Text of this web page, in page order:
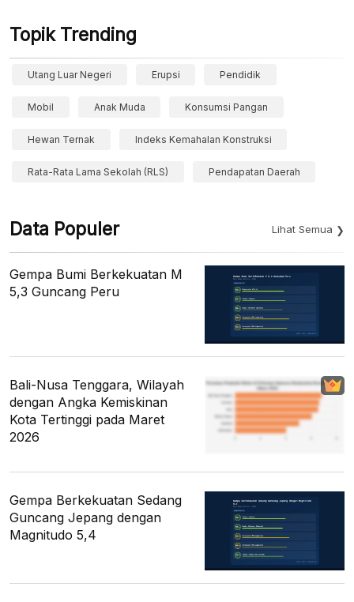
Topik Trending
Utang Luar Negeri Erupsi Pendidik
Mobil Anak Muda Konsumsi Pangan
Hewan Ternak Indeks Kemahalan Konstruksi
Rata-Rata Lama Sekolah (RLS) Pendapatan Daerah
Data Populer Lihat Semua
Gempa Bumi Berkekuatan M
5,3 Guncang Peru
Bali-Nusa Tenggara, Wilayah
dengan Angka Kemiskinan
Kota Tertinggi pada Maret
2026
Gempa Berkekuatan Sedang
Guncang Jepang dengan
Magnitudo 5,4